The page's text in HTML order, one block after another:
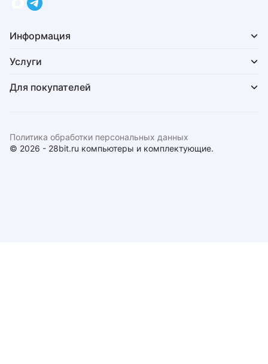
Информация
Услуги
Для покупателей
© 2026 - 28bit.ru компьютеры и комплектующие.
Политика обработки персональных данных